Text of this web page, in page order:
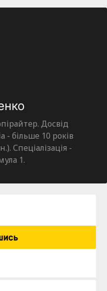
Досвід
- більше 10 років
Спеціалізація -
1.